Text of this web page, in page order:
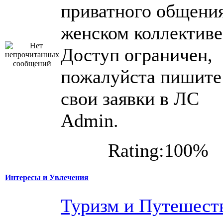
приватного
женском
Доступ ограничен,
пожалуйста пишите
свои заявки в ЛС
Admin.
Rating:100%
Интересы и Увлечения
Туризм и